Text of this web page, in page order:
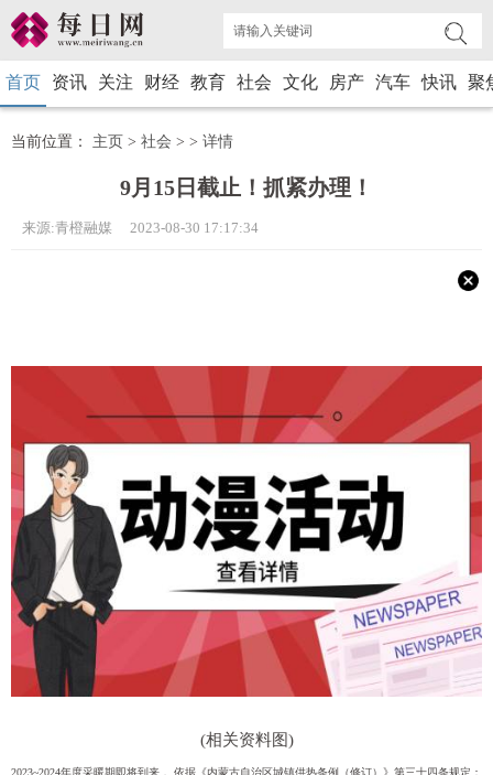
首页 资讯 关注 财经 教育 社会 文化 房产 汽车 快讯 聚
当前位置： 主页 > 社会 > > 详情
9月15日截止！抓紧办理！
来源:青橙融媒 2023-08-30 17:17:34
(相关资料图)
2023~2024年度采暖期即将到来， 依据《内蒙古自治区城镇供热条例（修订）》第三十四条规定：